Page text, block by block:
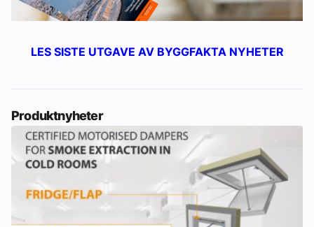
LES SISTE UTGAVE AV BYGGFAKTA NYHETER
Produktnyheter